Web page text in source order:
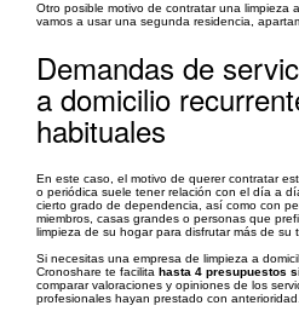
Otro posible motivo de contratar una limpieza
vamos a usar una segunda residencia,
Demandas de
a domicilio
habituales
En este caso, el motivo de querer contratar
o periódica suele tener relación con el día a
cierto grado de dependencia, así como con
miembros, casas grandes o personas que
limpieza de su hogar para disfrutar más de su
Si necesitas una empresa de limpieza a
Cronoshare te facilita hasta 4 presupuestos
comparar valoraciones y opiniones de los
profesionales hayan prestado con anterioridad.